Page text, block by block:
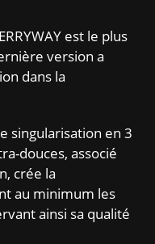
est le plus
version a
dans la
singularisation en 3
douces, associé
crée la
au minimum les
ainsi sa qualité